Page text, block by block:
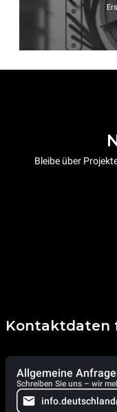
Bleibe über
Kontaktdaten
Allgemeine
Schreiben Sie uns – wir